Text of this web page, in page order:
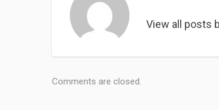
View all posts
Comments are closed.